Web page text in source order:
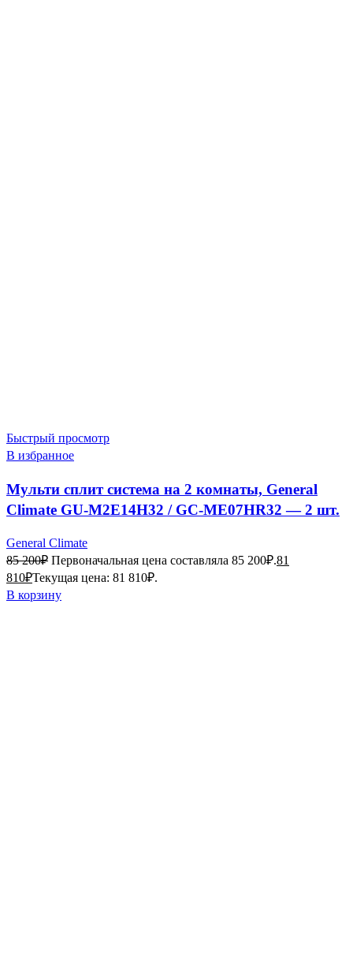
Быстрый просмотр
В избранное
Мульти сплит система на 2 комнаты, General
Climate GU-M2E14H32 / GC-ME07HR32 — 2 шт.
General Climate
85 200₽ Первоначальная цена составляла 85 200₽.81
810₽Текущая цена: 81 810₽.
В корзину